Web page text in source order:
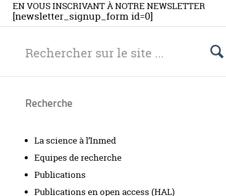
EN VOUS INSCRIVANT À NOTRE NEWSLETTER
[newsletter_signup_form id=0]
Recherche
La science à l’Inmed
Equipes de recherche
Publications
Publications en open access (HAL)